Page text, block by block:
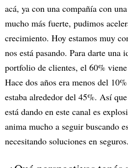
acá, ya con una compañía con
mucho más fuerte, pudimos
crecimiento. Hoy estamos muy
nos está pasando. Para darte una
portfolio de clientes, el 60% viene
Hace dos años era menos del
estaba alrededor del 45%. Así
está dando en este canal es
anima mucho a seguir buscando
necesitando soluciones en seguros.